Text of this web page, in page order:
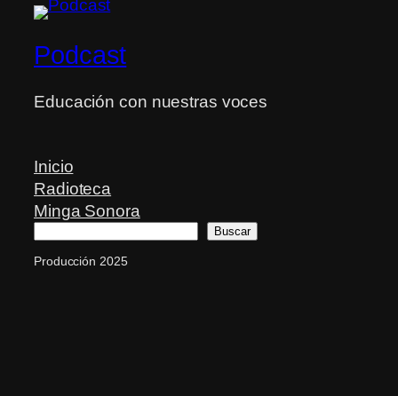
Podcast
Educación con nuestras voces
Inicio
Radioteca
Minga Sonora
Buscar
Producción 2025